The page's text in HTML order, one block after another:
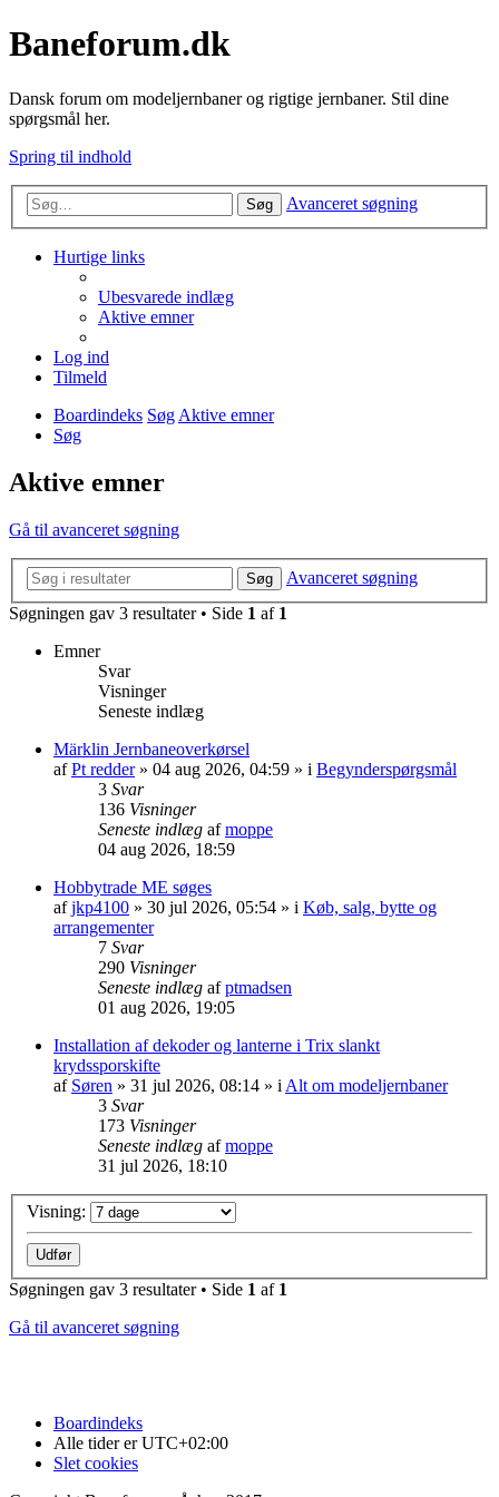
Baneforum.dk
Dansk forum om modeljernbaner og rigtige jernbaner. Stil dine
spørgsmål her.
Spring til indhold
Søg Avanceret søgning
Hurtige links
Ubesvarede indlæg
Aktive emner
Log ind
Tilmeld
Boardindeks SøgAktive emner
Søg
Aktive emner
Gå til avanceret søgning
Søg
Avanceret søgning
Søgningen gav 3 resultater • Side 1 af 1
Emner
Svar
Visninger
Seneste indlæg
Märklin Jernbaneoverkørsel
afPt redder» 04 aug 2026, 04:59 » i Begynderspørgsmål
3 Svar
136 Visninger
Seneste indlæg afmoppe
04 aug 2026, 18:59
Hobbytrade ME søges
afjkp4100 » 30 jul 2026, 05:54 » i Køb, salg, bytte og
arrangementer
7 Svar
290 Visninger
Seneste indlæg afptmadsen
01 aug 2026, 19:05
Installation af dekoder og lanterne i Trix slankt
krydssporskifte
af Søren » 31 jul 2026, 08:14 » i Alt om modeljernbaner
3 Svar
173 Visninger
Seneste indlæg afmoppe
31 jul 2026, 18:10
Visning:
Søgningen gav 3 resultater • Side 1 af 1
Gå til avanceret søgning
Boardindeks
Alle tider erUTC+02:00
Slet cookies